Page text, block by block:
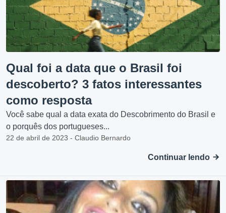
Qual foi a data que o Brasil foi
descoberto? 3 fatos interessantes
como resposta
Você sabe qual a data exata do Descobrimento do Brasil e
o porquês dos portugueses...
22 de abril de 2023 - Claudio Bernardo
Continuar lendo